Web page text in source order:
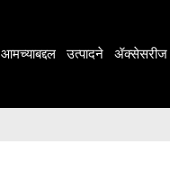
आमच्याबद्दल उत्पादने ॲक्सेसरीज